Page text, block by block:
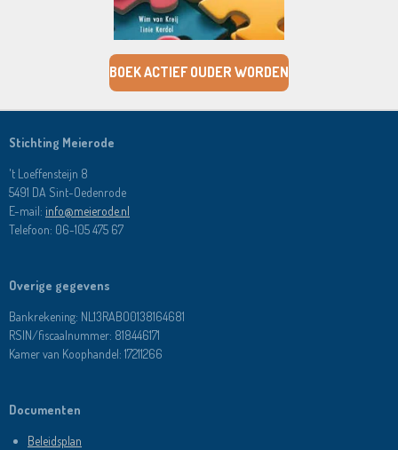
BOEK ACTIEF OUDER WORDEN
Stichting Meierode
't Loeffensteijn 8
5491 DA Sint-Oedenrode
E-mail: info@meierode.nl
Telefoon: 06-105 475 67
Overige gegevens
Bankrekening: NL13RABO0138164681
RSIN/fiscaalnummer: 818446171
Kamer van Koophandel: 17211266
Documenten
Beleidsplan